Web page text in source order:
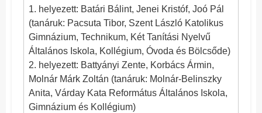
1. helyezett: Batári Bálint, Jenei Kristóf, Joó Pál
(tanáruk: Pacsuta Tibor, Szent László Katolikus
Gimnázium, Technikum, Két Tanítási Nyelvű
Általános Iskola, Kollégium, Óvoda és Bölcsőde)
2. helyezett: Battyányi Zente, Korbács Ármin,
Molnár Márk Zoltán (tanáruk: Molnár-Belinszky
Anita, Várday Kata Református Általános Iskola,
Gimnázium és Kollégium)